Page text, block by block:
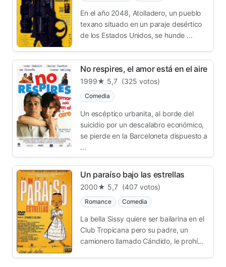
En el año 2048, Atolladero, un pueblo
texano situado en un paraje desértico
de los Estados Unidos, se hunde ...
No respires, el amor está en el aire
1999★ 5,7 (325 votos)
Comedia
Un escéptico urbanita, al borde del
suicidio por un descalabro económico,
se pierde en la Barceloneta dispuesto a
...
Un paraíso bajo las estrellas
2000★ 5,7 (407 votos)
Romance Comedia
La bella Sissy quiere ser bailarina en el
Club Tropicana pero su padre, un
camionero llamado Cándido, le prohí...